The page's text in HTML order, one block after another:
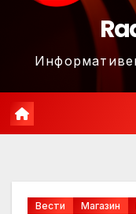
Вести Магазин